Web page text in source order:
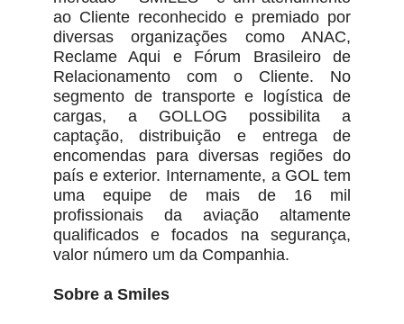
ao Cliente reconhecido e premiado por
diversas organizações como ANAC,
Reclame Aqui e Fórum Brasileiro de
Relacionamento com o Cliente. No
segmento de transporte e logística de
cargas, a GOLLOG possibilita a
captação, distribuição e entrega de
encomendas para diversas regiões do
país e exterior. Internamente, a GOL tem
uma equipe de mais de 16 mil
profissionais da aviação altamente
qualificados e focados na segurança,
valor número um da Companhia.
Sobre a Smiles